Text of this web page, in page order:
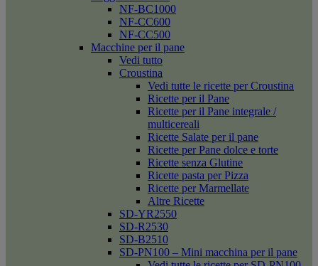
NF-BC1000
NF-CC600
NF-CC500
Macchine per il pane
Vedi tutto
Croustina
Vedi tutte le ricette per Croustina
Ricette per il Pane
Ricette per il Pane integrale /
multicereali
Ricette Salate per il pane
Ricette per Pane dolce e torte
Ricette senza Glutine
Ricette pasta per Pizza
Ricette per Marmellate
Altre Ricette
SD-YR2550
SD-R2530
SD-B2510
SD-PN100 – Mini macchina per il pane